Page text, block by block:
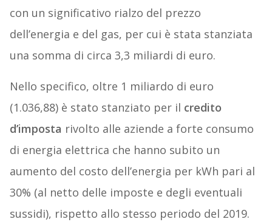
con un significativo rialzo del prezzo
dell’energia e del gas, per cui è stata stanziata
una somma di circa 3,3 miliardi di euro.
Nello specifico, oltre 1 miliardo di euro
(1.036,88) è stato stanziato per il credito
d’imposta rivolto alle aziende a forte consumo
di energia elettrica che hanno subito un
aumento del costo dell’energia per kWh pari al
30% (al netto delle imposte e degli eventuali
sussidi), rispetto allo stesso periodo del 2019.